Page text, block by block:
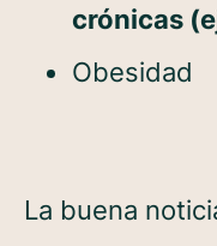
crónicas
Obesidad
La buena